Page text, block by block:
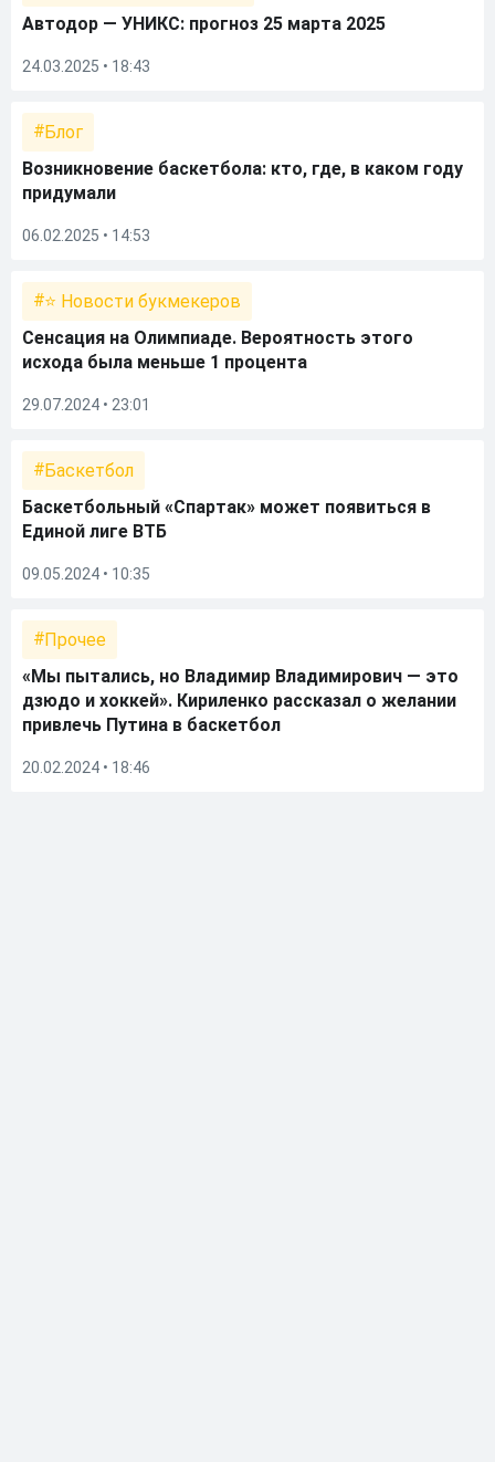
Автодор — УНИКС: прогноз 25 марта 2025
24.03.2025 • 18:43
Блог
Возникновение баскетбола: кто, где, в каком году
придумали
06.02.2025 • 14:53
⭐ Новости букмекеров
Сенсация на Олимпиаде. Вероятность этого
исхода была меньше 1 процента
29.07.2024 • 23:01
Баскетбол
Баскетбольный «Спартак» может появиться в
Единой лиге ВТБ
09.05.2024 • 10:35
Прочее
«Мы пытались, но Владимир Владимирович — это
дзюдо и хоккей». Кириленко рассказал о желании
привлечь Путина в баскетбол
20.02.2024 • 18:46